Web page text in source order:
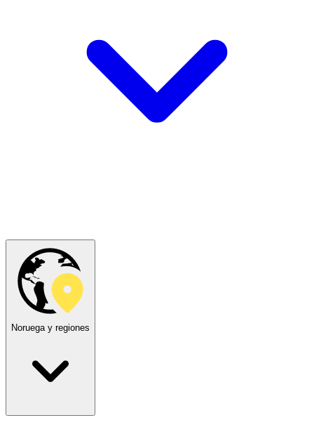
Noruega y regiones